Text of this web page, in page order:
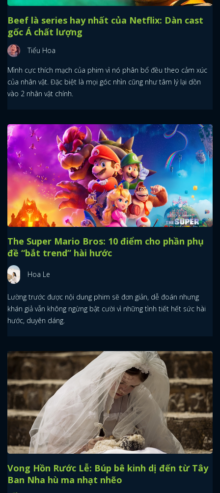
Beef là series hay nhất của Netflix: Dàn cast
gốc Á chất lượng
Tiểu Hoa
Mình cực thích mạch của phim vì nó phân bổ đều theo cảm xúc
của nhân vật. Đặc biệt là mọi góc nhìn cũng như tâm lý lại dồn
vào 2 nhân vật chính.
The Super Mario Bros: 10 điểm cho phần phụ
đề “bắt trend” hài hước
Hoa Le
Lường trước được nội dung phim sẽ đơn giản, dễ đoán nhưng
khán giả vẫn không ngừng bật cười vì những tình tiết hết sức hài
hước, duyên dáng.
Vong Hồn Rước Lễ: Búp bê kinh dị đến từ Tây
Ban Nha hù ma nhạt nhẽo